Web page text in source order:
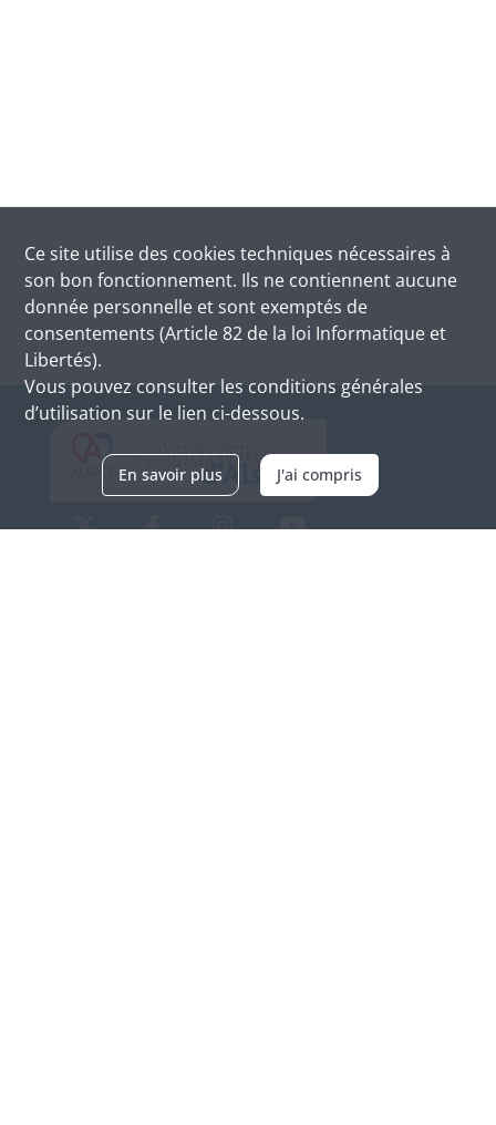
Ce site utilise des cookies techniques nécessaires à
son bon fonctionnement. Ils ne contiennent aucune
donnée personnelle et sont exemptés de
consentements (Article 82 de la loi Informatique et
Libertés).
Vous pouvez consulter les conditions générales
d’utilisation sur le lien ci-dessous.
En savoir plus J'ai compris